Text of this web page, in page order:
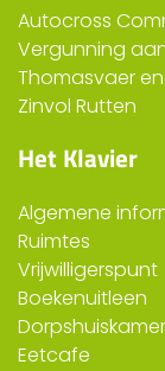
Autocross
Vergunning
Thomasvaer
Zinvol Rutten
Het Klavier
Algemene
Ruimtes
Vrijwilligerspunt
Boekenuitleen
Dorpshuiskamer
Eetcafe